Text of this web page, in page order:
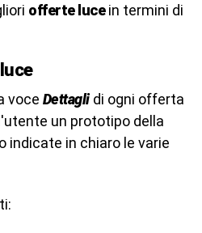
offerte lucein termini di
voce Dettaglidi ogni offerta
un prototipo della
indicate in chiaro le varie